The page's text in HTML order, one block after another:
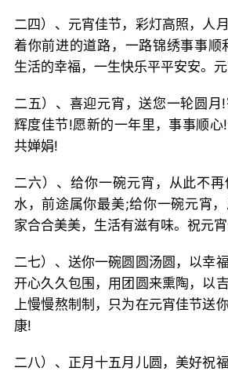
二四）、元宵佳节，彩灯高照，人
着你前进的道路，一路锦绣事事顺
生活的幸福，一生快乐平平安安。
二五）、喜迎元宵，送您一轮圆月
辉度佳节!愿新的一年里，事事顺
共婵娟!
二六）、给你一碗元宵，从此不
水，前途属你最美;给你一碗元宵
家合合美美，生活有滋有味。祝元
二七）、送你一碗圆圆汤圆，以幸
开心久久包围，用团圆来熏陶，以
上慢慢熬制制，只为在元宵佳节送
康!
二八）、正月十五月儿圆，美好祝